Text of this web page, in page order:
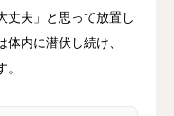
丈夫」と思って放置し
内に潜伏し続け、